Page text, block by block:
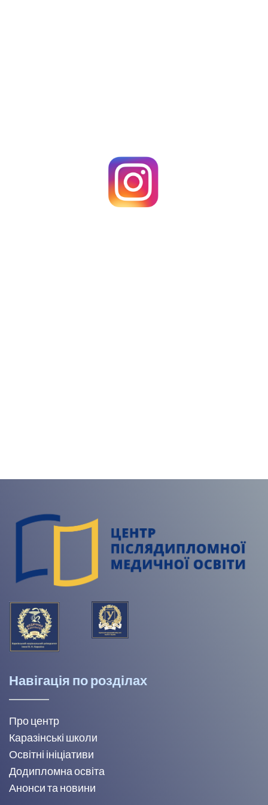
Навігація по розділах
Про центр
Каразінські школи
Освітні ініціативи
Додипломна освіта
Анонси та новини